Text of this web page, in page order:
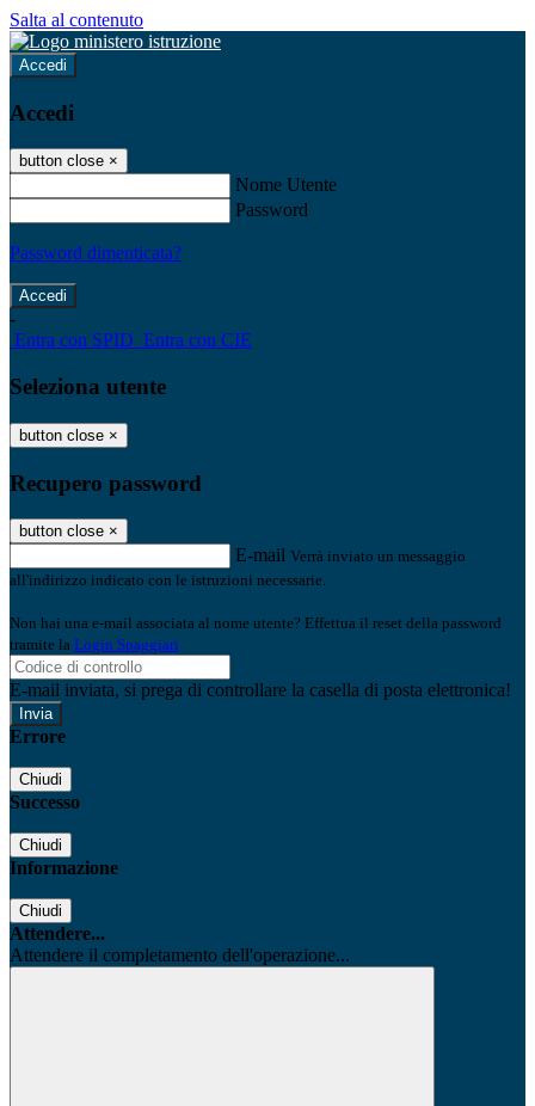
Salta al contenuto
Accedi
Accedi
button close ×
Nome Utente
Password
Password dimenticata?
-
Entra con SPID Entra con CIE
Seleziona utente
button close ×
Recupero password
button close ×
E-mail Verrà inviato un messaggio
all'indirizzo indicato con le istruzioni necessarie.
Non hai una e-mail associata al nome utente? Effettua il reset della password
tramite la Login Spaggiari
E-mail inviata, si prega di controllare la casella di posta elettronica!
Errore
Chiudi
Successo
Chiudi
Informazione
Chiudi
Attendere...
Attendere il completamento dell'operazione...